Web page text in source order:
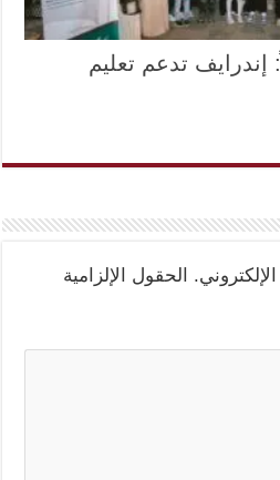
إندرايف تدعم تعليم
الحقول الإلزامية